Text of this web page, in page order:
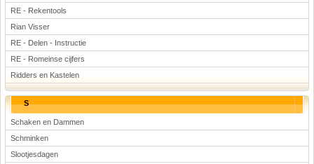
RE - Rekentools
Rian Visser
RE - Delen - Instructie
RE - Romeinse cijfers
Ridders en Kastelen
S
Schaken en Dammen
Schminken
Slootjesdagen